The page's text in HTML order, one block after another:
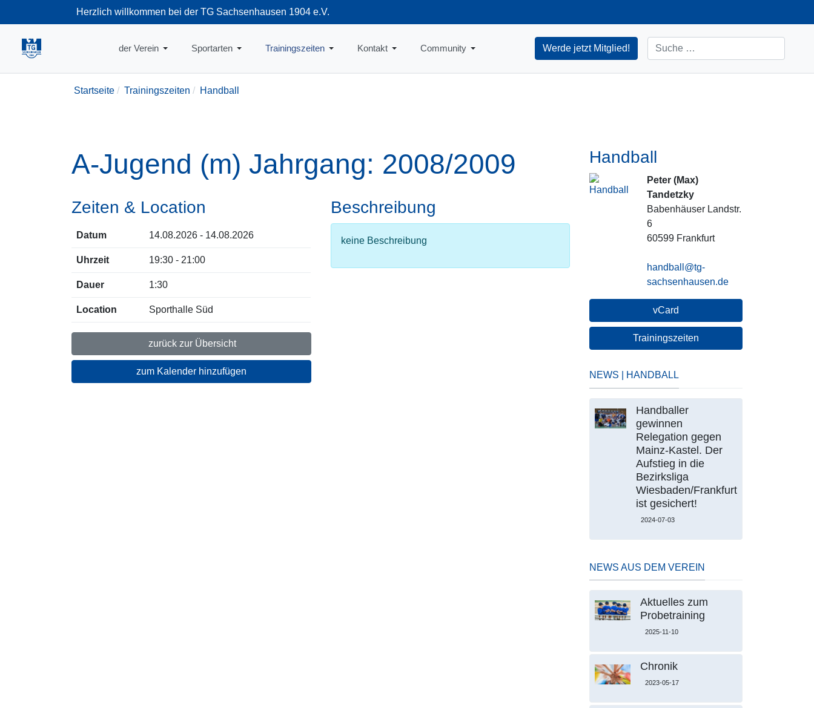
Herzlich willkommen bei der TG Sachsenhausen 1904 e.V.
+49-69-66374712
der Verein Sportarten Trainingszeiten Kontakt Community Werde jetzt Mitglied! Suchen
Startseite Trainingszeiten Handball
A-Jugend (m) Jahrgang: 2008/2009
Zeiten & Location
Datum 14.08.2026 - 14.08.2026
Uhrzeit 19:30 - 21:00
Dauer 1:30
Location Sporthalle Süd
zurück zur Übersicht
zum Kalender hinzufügen
Beschreibung
keine Beschreibung
Handball
Peter (Max)
Tandetzky
Babenhäuser Landstr.
6
60599 Frankfurt
handball@tg-
sachsenhausen.de
vCard
Trainingszeiten
NEWS | HANDBALL
Handballer
gewinnen
Relegation gegen
Mainz-Kastel. Der
Aufstieg in die
Bezirksliga
Wiesbaden/Frankfurt
ist gesichert!
2024-07-03
NEWS AUS DEM VEREIN
Aktuelles zum
Probetraining
2025-11-10
Chronik
2023-05-17